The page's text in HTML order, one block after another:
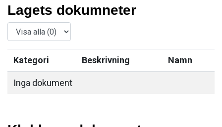
Lagets dokumneter
Kategori Beskrivning Namn
Inga dokument